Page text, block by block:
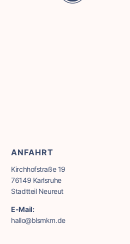
ANFAHRT
Kirchhofstraße 19
76149 Karlsruhe
Stadtteil Neureut
E-Mail:
hallo@blsmkm.de